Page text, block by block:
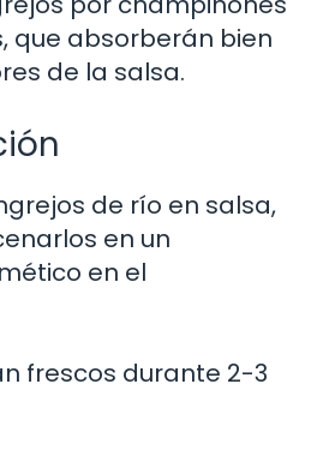
que absorberán bien
de la salsa.
de río en salsa,
en un
en el
frescos durante 2-3